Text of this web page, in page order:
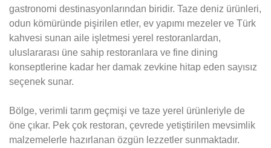
gastronomi destinasyonlarından biridir. Taze deniz ürünleri,
odun kömüründe pişirilen etler, ev yapımı mezeler ve Türk
kahvesi sunan aile işletmesi yerel restoranlardan,
uluslararası üne sahip restoranlara ve fine dining
konseptlerine kadar her damak zevkine hitap eden sayısız
seçenek sunar.
Bölge, verimli tarım geçmişi ve taze yerel ürünleriyle de
öne çıkar. Pek çok restoran, çevrede yetiştirilen mevsimlik
malzemelerle hazırlanan özgün lezzetler sunmaktadır.